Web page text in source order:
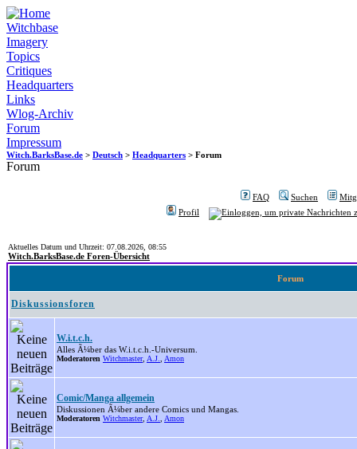
Witchbase
Imagery
Topics
Critiques
Headquarters
Links
Wlog-Archiv
Forum
Impressum
Witch.BarksBase.de > Deutsch > Headquarters > Forum
Forum
FAQ Suchen
Profil
Aktuelles Datum und Uhrzeit: 07.08.2026, 08:55
Witch.BarksBase.de Foren-Übersicht
Forum
Diskussionsforen
W.i.t.c.h.
Alles Ã¼ber das W.i.t.c.h.-Universum.
Moderatoren Witchmaster, A.J. Amon
Comic/Manga allgemein
Diskussionen Ã¼ber andere Comics und Mangas.
Moderatoren Witchmaster, A.J. Amon